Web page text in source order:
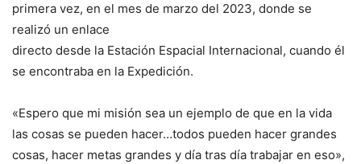
primera vez, en el mes de marzo del 2023, donde se
realizó un enlace
directo desde la Estación Espacial Internacional, cuando él
se encontraba en la Expedición.
«Espero que mi misión sea un ejemplo de que en la vida
las cosas se pueden hacer…todos pueden hacer grandes
cosas, hacer metas grandes y día tras día trabajar en eso»,